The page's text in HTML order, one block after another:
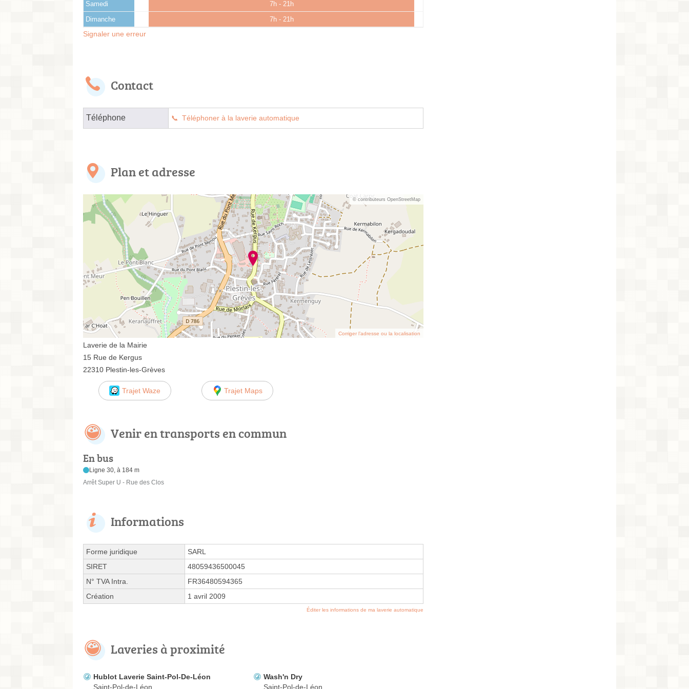
Samedi 7h - 21h
Dimanche 7h - 21h
Signaler une erreur
Contact
Téléphone Téléphoner à la laverie automatique
Plan et adresse
© contributeurs OpenStreetMap
Corriger l’adresse ou la localisation
Laverie de la Mairie
15 Rue de Kergus
22310 Plestin-les-Grèves
Trajet Waze Trajet Maps
Venir en transports en commun
En bus
Ligne 30, à 184 m
Arrêt Super U - Rue des Clos
Informations
Forme juridique
SARL
SIRET
48059436500045
N° TVA Intra.
FR36480594365
Création
1 avril 2009
Éditer les informations de ma laverie automatique
Laveries à proximité
Hublot Laverie Saint-Pol-De-Léon
Saint-Pol-de-Léon
Wash'n Dry
Saint-Pol-de-Léon